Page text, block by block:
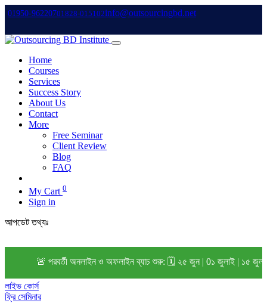
01950-96220701828-015102info@outsourcingbd.net
Home
Courses
Services
Success Story
About Us
Contact
More
Free Seminar
Client Review
Blog
FAQ
My Cart 0
Sign in
আপডেট তথ্যঃ
🚨 পরবর্তী অনলাইন ও অফলাইন ব্যাচ শুরু: 🗓️ ২৫ জুন | 0১ জুলাই | ১৫ জুলাই
লাইভ কোর্স
ফ্রি সেমিনার